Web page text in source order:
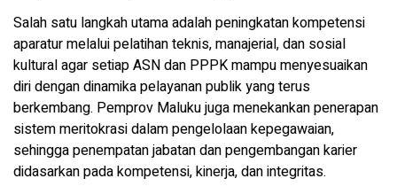
Salah satu langkah utama adalah peningkatan kompetensi
aparatur melalui pelatihan teknis, manajerial, dan sosial
kultural agar setiap ASN dan PPPK mampu menyesuaikan
diri dengan dinamika pelayanan publik yang terus
berkembang. Pemprov Maluku juga menekankan penerapan
sistem meritokrasi dalam pengelolaan kepegawaian,
sehingga penempatan jabatan dan pengembangan karier
didasarkan pada kompetensi, kinerja, dan integritas.